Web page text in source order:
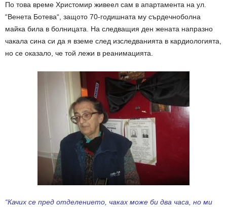
По това време Христомир живеел сам в апартамента на ул.
“Венета Ботева“, защото 70-годишната му сърдечноболна
майка била в болницата. На следващия ден жената напразно
чакала сина си да я вземе след изследванията в кардиологията,
но се оказало, че той лежи в реанимацията.
“Качих се пред отделението, чаках може би два часа, но ми